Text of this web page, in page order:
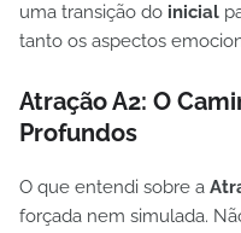
uma transição do inicial
tanto os aspectos
Atração A2: O
Profundos
O que entendi sobre a
forçada nem simulada.